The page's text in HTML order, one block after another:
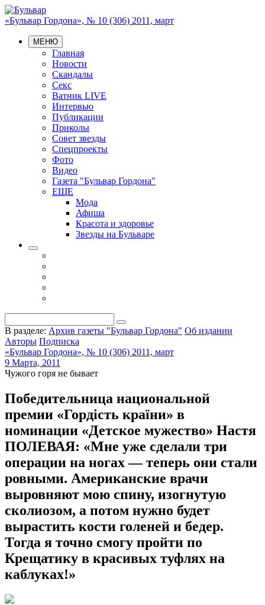
«Бульвар Гордона», № 10 (306) 2011, март
МЕНЮ
Главная
Новости
Скандалы
Секс
Ватник LIVE
Интервью
Публикации
Приколы
Совет звезды
Спецпроекты
Фото
Видео
Газета "Бульвар Гордона"
ЕЩЕ
Мода
Афиша
Красота и здоровье
Звезды на Бульваре
В разделе: Архив газеты "Бульвар Гордона" Об издании
Авторы Подписка
«Бульвар Гордона», № 10 (306) 2011, март
9 Марта, 2011
Чужого горя не бывает
Победительница национальной
премии «Гордiсть країни» в
номинации «Детское мужество» Настя
ПОЛЕВАЯ: «Мне уже сделали три
операции на ногах — теперь они стали
ровными. Американские врачи
выровняют мою спину, изогнутую
сколиозом, а потом нужно будет
вырастить кости голеней и бедер.
Тогда я точно смогу пройти по
Крещатику в красивых туфлях на
каблуках!»